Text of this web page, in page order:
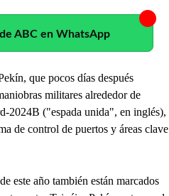
ABC en WhatsApp
que pocos días después
militares alrededor de
2024B ("espada unida", en inglés),
de control de puertos y áreas clave
este año también están marcados